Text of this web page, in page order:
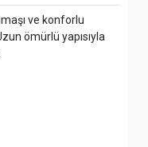
ve konforlu
ömürlü yapısıyla